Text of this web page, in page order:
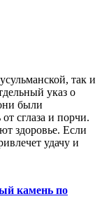
так и
указ о
были
сглаза и порчи.
здоровье. Если
удачу и
камень по